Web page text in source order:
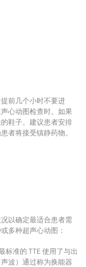
前几个小时不要进
心动图检查时。 如果
鞋子。 建议患者安排
者将接受镇静药物。
以确定最适合患者需
多种超声心动图：
标准的 TTE 使用了与出
波）通过称为换能器